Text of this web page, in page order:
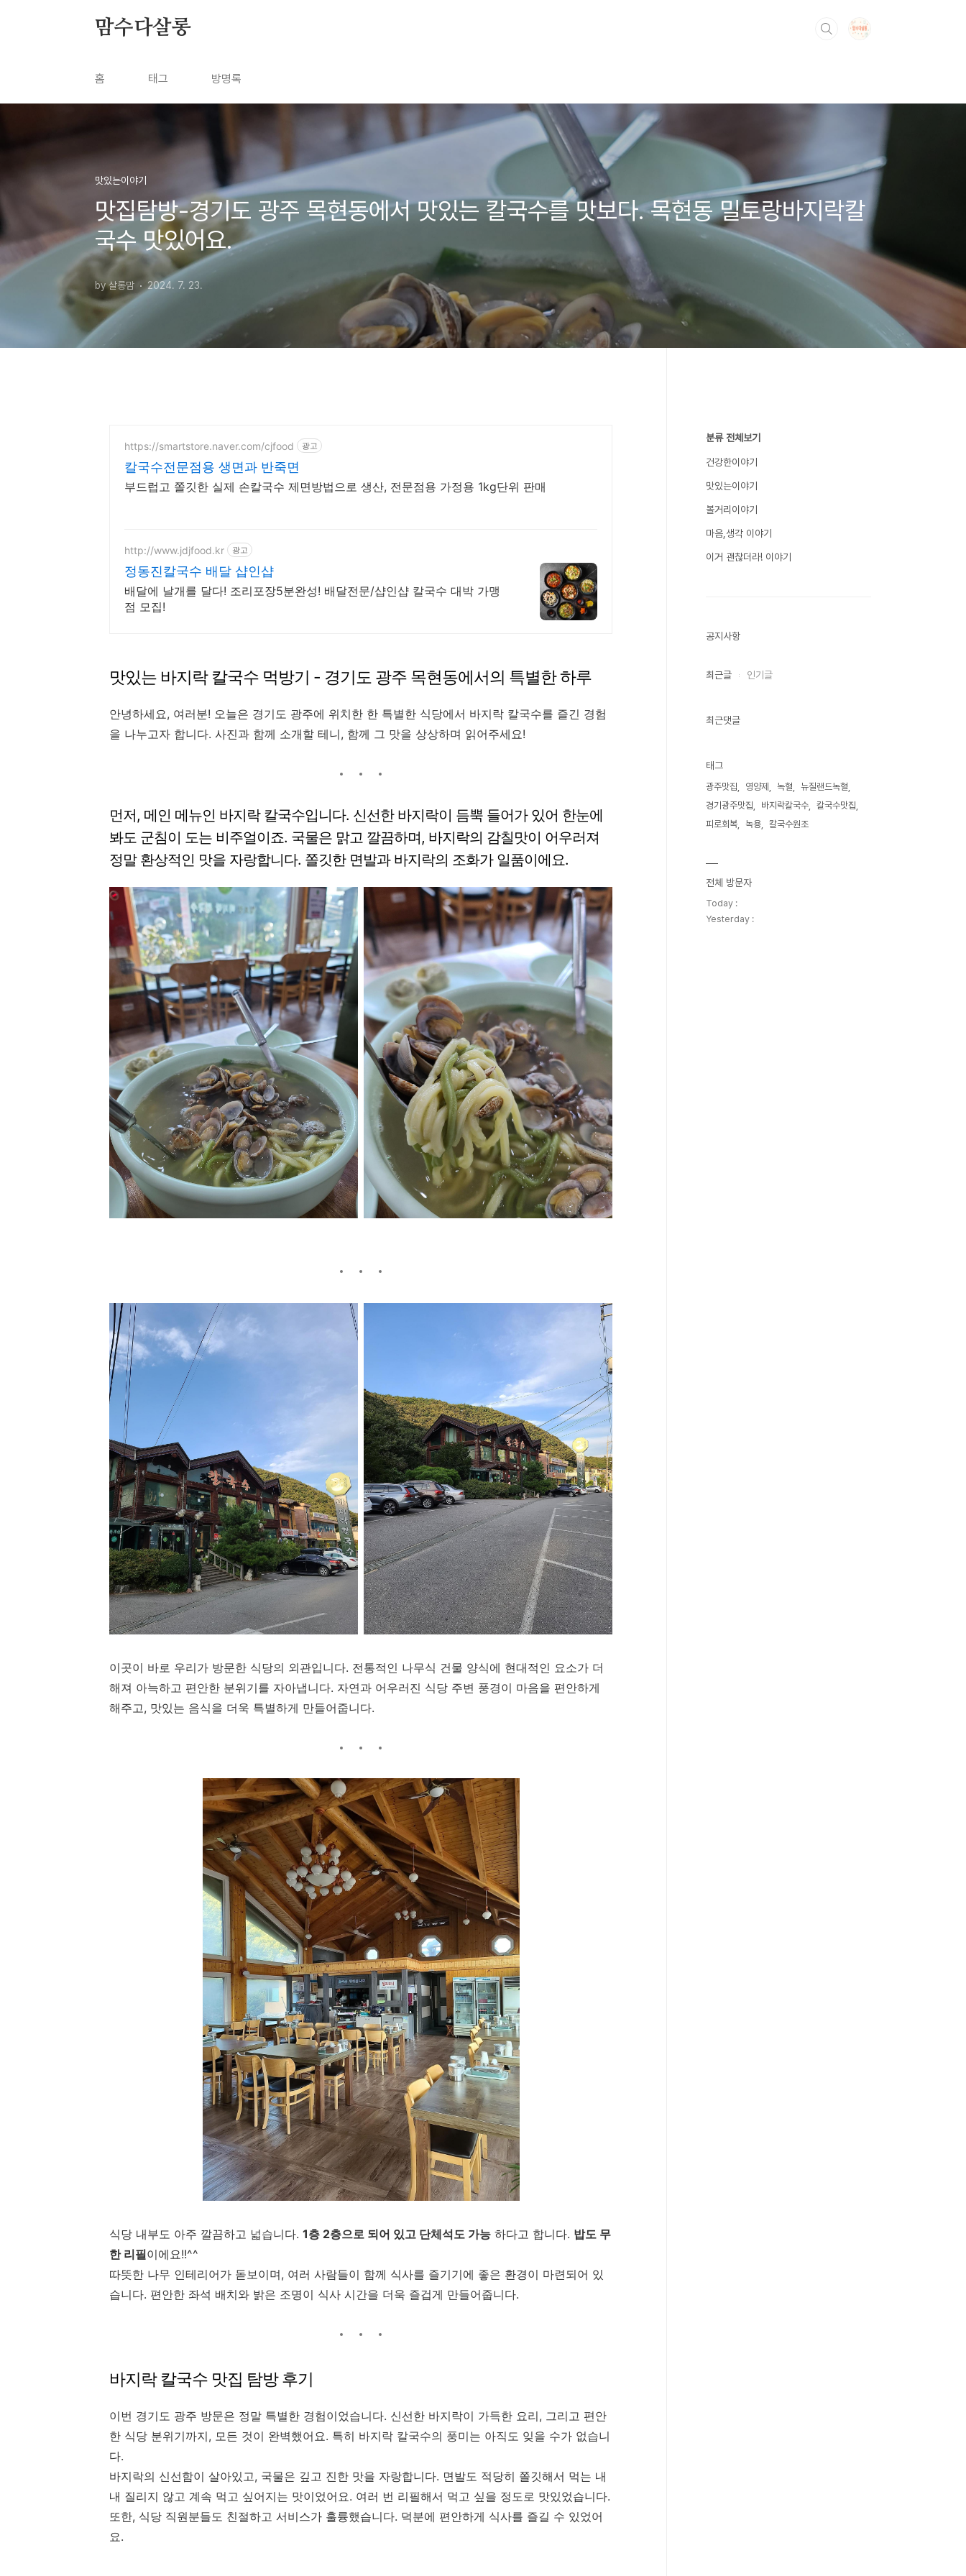
맘수다살롱
홈 태그 방명록
맛있는이야기
맛집탐방-경기도 광주 목현동에서 맛있는 칼국수를 맛보다. 목현동 밀토랑바지락칼
국수 맛있어요.
by 살롱맘 2024. 7. 23.
https://smartstore.naver.com/cjfood 광고
칼국수전문점용 생면과 반죽면
부드럽고 쫄깃한 실제 손칼국수 제면방법으로 생산, 전문점용 가정용 1kg단위 판매
http://www.jdjfood.kr 광고
정동진칼국수 배달 샵인샵
배달에 날개를 달다! 조리포장5분완성! 배달전문/샵인샵 칼국수 대박 가맹
점 모집!
맛있는 바지락 칼국수 먹방기 - 경기도 광주 목현동에서의 특별한 하루
안녕하세요, 여러분! 오늘은 경기도 광주에 위치한 한 특별한 식당에서 바지락 칼국수를 즐긴 경험
을 나누고자 합니다. 사진과 함께 소개할 테니, 함께 그 맛을 상상하며 읽어주세요!
먼저, 메인 메뉴인 바지락 칼국수입니다. 신선한 바지락이 듬뿍 들어가 있어 한눈에
봐도 군침이 도는 비주얼이죠. 국물은 맑고 깔끔하며, 바지락의 감칠맛이 어우러져
정말 환상적인 맛을 자랑합니다. 쫄깃한 면발과 바지락의 조화가 일품이에요.
이곳이 바로 우리가 방문한 식당의 외관입니다. 전통적인 나무식 건물 양식에 현대적인 요소가 더
해져 아늑하고 편안한 분위기를 자아냅니다. 자연과 어우러진 식당 주변 풍경이 마음을 편안하게
해주고, 맛있는 음식을 더욱 특별하게 만들어줍니다.
식당 내부도 아주 깔끔하고 넓습니다. 1층 2층으로 되어 있고 단체석도 가능 하다고 합니다. 밥도 무
한 리필이에요!!^^
따뜻한 나무 인테리어가 돋보이며, 여러 사람들이 함께 식사를 즐기기에 좋은 환경이 마련되어 있
습니다. 편안한 좌석 배치와 밝은 조명이 식사 시간을 더욱 즐겁게 만들어줍니다.
바지락 칼국수 맛집 탐방 후기
이번 경기도 광주 방문은 정말 특별한 경험이었습니다. 신선한 바지락이 가득한 요리, 그리고 편안
한 식당 분위기까지, 모든 것이 완벽했어요. 특히 바지락 칼국수의 풍미는 아직도 잊을 수가 없습니
다.
바지락의 신선함이 살아있고, 국물은 깊고 진한 맛을 자랑합니다. 면발도 적당히 쫄깃해서 먹는 내
내 질리지 않고 계속 먹고 싶어지는 맛이었어요. 여러 번 리필해서 먹고 싶을 정도로 맛있었습니다.
또한, 식당 직원분들도 친절하고 서비스가 훌륭했습니다. 덕분에 편안하게 식사를 즐길 수 있었어
요.
분류 전체보기
건강한이야기
맛있는이야기
볼거리이야기
마음,생각 이야기
이거 괜찮더라! 이야기
공지사항
최근글 인기글
최근댓글
태그
광주맛집 영양제 녹혈
뉴질랜드녹혈
경기광주맛집
바지락칼국수
칼국수맛집
피로회복
녹용 칼국수원조
전체 방문자
Today :
Yesterday :